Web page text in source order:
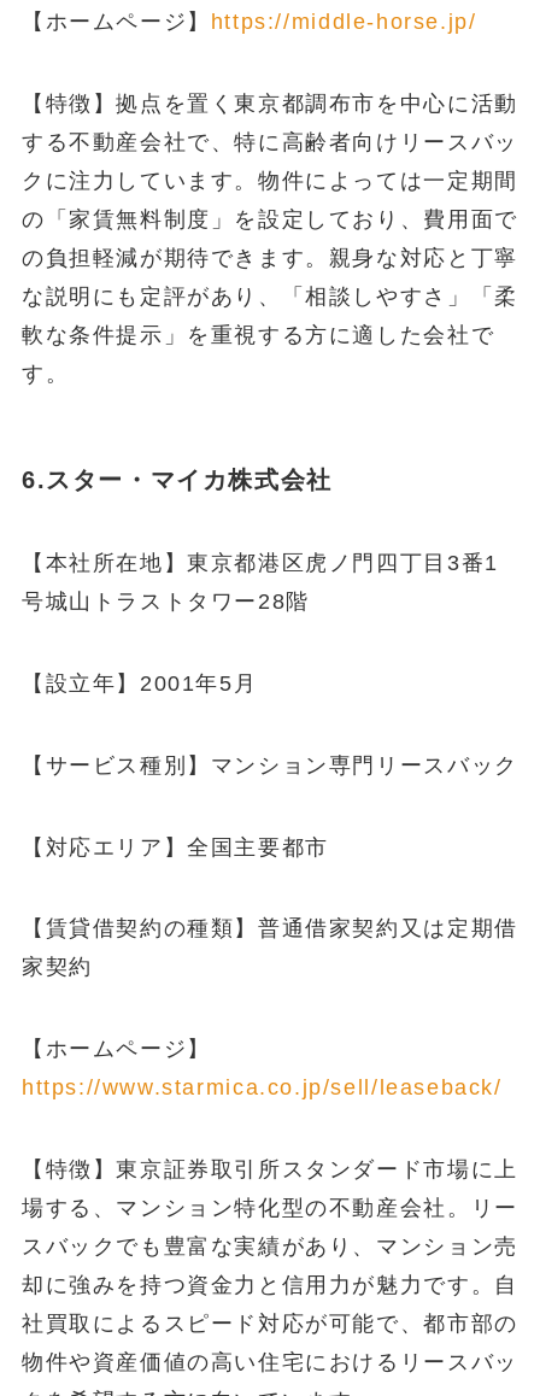
【ホームページ】 https://middle-horse.jp/
【特徴】拠点を置く東京都調布市を中心に活動
する不動産会社で、特に高齢者向けリースバッ
クに注力しています。物件によっては一定期間
の「家賃無料制度」を設定しており、費用面で
の負担軽減が期待できます。親身な対応と丁寧
な説明にも定評があり、「相談しやすさ」「柔
軟な条件提示」を重視する方に適した会社で
す。
6.スター・マイカ株式会社
【本社所在地】東京都港区虎ノ門四丁目3番1
号城山トラストタワー28階
【設立年】2001年5月
【サービス種別】マンション専門リースバック
【対応エリア】全国主要都市
【賃貸借契約の種類】普通借家契約又は定期借
家契約
【ホームページ】
https://www.starmica.co.jp/sell/leaseback/
【特徴】東京証券取引所スタンダード市場に上
場する、マンション特化型の不動産会社。リー
スバックでも豊富な実績があり、マンション売
却に強みを持つ資金力と信用力が魅力です。自
社買取によるスピード対応が可能で、都市部の
物件や資産価値の高い住宅におけるリースバッ